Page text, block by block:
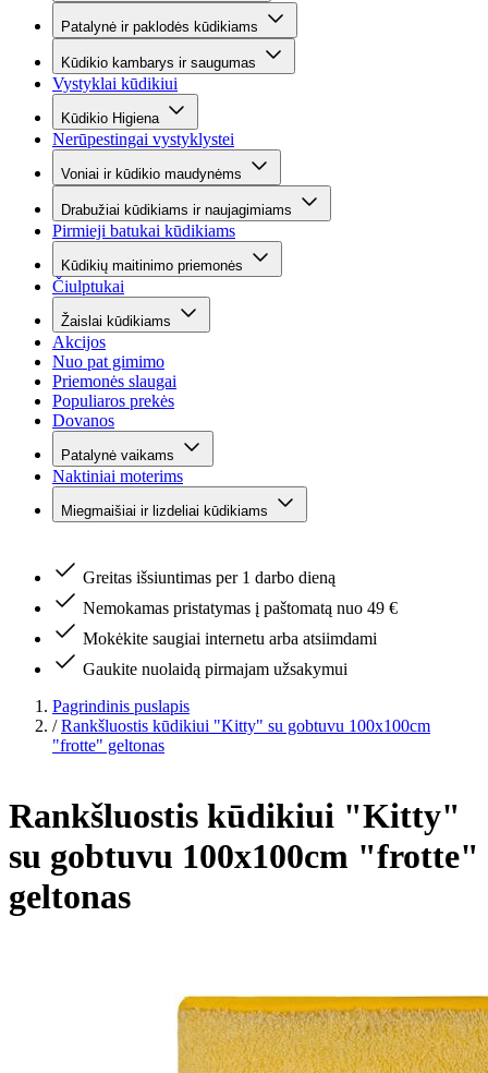
Patalynė ir paklodės kūdikiams
Kūdikio kambarys ir saugumas
Vystyklai kūdikiui
Kūdikio Higiena
Nerūpestingai vystyklystei
Voniai ir kūdikio maudynėms
Drabužiai kūdikiams ir naujagimiams
Pirmieji batukai kūdikiams
Kūdikių maitinimo priemonės
Čiulptukai
Žaislai kūdikiams
Akcijos
Nuo pat gimimo
Priemonės slaugai
Populiaros prekės
Dovanos
Patalynė vaikams
Naktiniai moterims
Miegmaišiai ir lizdeliai kūdikiams
Greitas išsiuntimas per 1 darbo dieną
Nemokamas pristatymas į paštomatą nuo 49 €
Mokėkite saugiai internetu arba atsiimdami
Gaukite nuolaidą pirmajam užsakymui
Pagrindinis puslapis
/ Rankšluostis kūdikiui "Kitty" su gobtuvu 100x100cm
"frotte" geltonas
Rankšluostis kūdikiui "Kitty"
su gobtuvu 100x100cm "frotte"
geltonas